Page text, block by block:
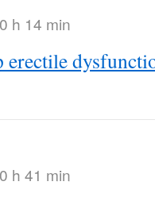
h 14 min
erectile
h 41 min